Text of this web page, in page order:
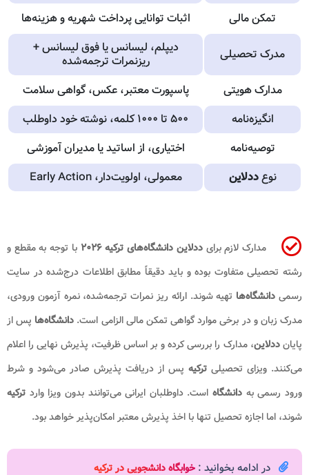
تمکن مالی
اثبات توانایی پرداخت شهریه و هزینه‌ها
مدرک تحصیلی
دیپلم، لیسانس یا فوق لیسانس +
ریزنمرات ترجمه‌شده
مدارک هویتی
پاسپورت معتبر، عکس، گواهی سلامت
انگیزه‌نامه
۵۰۰ تا ۱۰۰۰ کلمه، نوشته خود داوطلب
توصیه‌نامه
اختیاری، از اساتید یا مدیران آموزشی
نوعددلاین معمولی، اولویت‌دار، Early Action
مدارک لازم برایددلاین دانشگاه‌های ترکیه ۲۰۲۶
با توجه به مقطع و
رشته تحصیلی متفاوت بوده و باید دقیقاً مطابق اطلاعات درج‌شده در سایت
رسمی دانشگاه‌ها تهیه شوند. ارائه ریز نمرات ترجمه‌شده، نمره آزمون ورودی،
مدرک زبان و در برخی موارد گواهی تمکن مالی الزامی است. دانشگاه‌ها پس از
پایانددلاین، مدارک را بررسی کرده و بر اساس ظرفیت، پذیرش نهایی را اعلام
می‌کنند. ویزای تحصیلی ترکیه پس از دریافت پذیرش صادر می‌شود و شرط
ورود رسمی به دانشگاه است. داوطلبان ایرانی می‌توانند بدون ویزا وارد ترکیه
شوند، اما اجازه تحصیل تنها با اخذ پذیرش معتبر امکان‌پذیر خواهد بود.
در ادامه بخوانید : خوابگاه دانشجویی در ترکیه